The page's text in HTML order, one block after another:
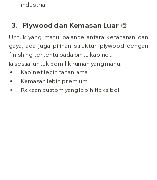
industrial
Plywood dan Kemasan Luar 🎨
Untuk yang mahu balance antara ketahanan dan
gaya, ada juga pilihan struktur plywood dengan
finishing tertentu pada pintu kabinet.
Ia sesuai untuk pemilik rumah yang mahu:
Kabinet lebih tahan lama
Kemasan lebih premium
Rekaan custom yang lebih fleksibel